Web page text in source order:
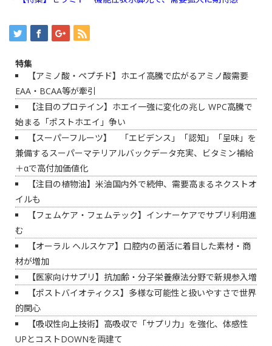
特集
【アミノ酸・ペプチド】ホエイ高騰で広がるアミノ酸需要
EAA・BCAA等が牽引
【注目のプロテイン】ホエイ一強に変化の兆し WPC高騰で
始まる「ポストホエイ」争い
【スーパーフルーツ】 「エビデンス」「認知」「呈味」を
兼備するスーパーマテリアルバックデータ充実、ビタミン補給
＋αで高付加価値化
【注目の植物油】米油国内外で続伸、需要高まるネクストオ
イルも
【フェムケア・フェムテック】インナーケアでサプリ利用進
む
【オーラル ヘルスケア】口腔内の菌活に着目した素材・商
材が増加
【医家向けサプリ】抗加齢・分子栄養療法分野で新規参入増
【ポストバイオティクス】多様な可能性と扱いやすさで世界
的関心
【吸収性向上技術】高吸収で「サプリ力」を強化、体感性
UPとコストDOWNを両建て